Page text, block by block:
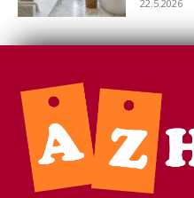
22.5.2026